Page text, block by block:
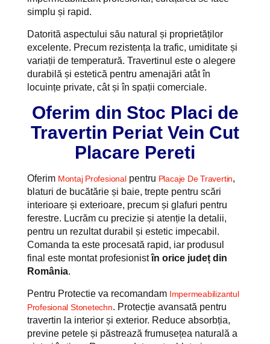
simplu și rapid.
Datorită aspectului său natural și proprietăților
excelente. Precum rezistența la trafic, umiditate și
variații de temperatură. Travertinul este o alegere
durabilă și estetică pentru amenajări atât în
locuințe private, cât și în spații comerciale.
Oferim din Stoc Placi de
Travertin Periat Vein Cut
Placare Pereti
Oferim Montaj Profesionalpentru Placaje De Travertin,
blaturi de bucătărie și baie, trepte pentru scări
interioare și exterioare, precum și glafuri pentru
ferestre. Lucrăm cu precizie și atenție la detalii,
pentru un rezultat durabil și estetic impecabil.
Comanda ta este procesată rapid, iar produsul
final este montat profesionistîn orice județ din
România.
Pentru Protectie va recomandam Impermeabilizantul
Profesional Stonetechn. Protecție avansată pentru
travertin la interior și exterior. Reduce absorbția,
previne petele și păstrează frumusețea naturală a